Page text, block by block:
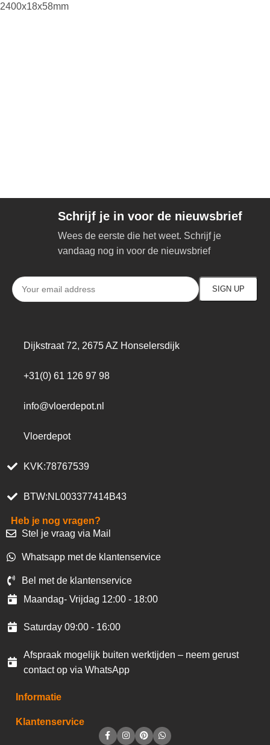
2400x18x58mm
Schrijf je in voor de nieuwsbrief
Wees de eerste die het weet. Schrijf je
vandaag nog in voor de nieuwsbrief
Dijkstraat 72, 2675 AZ Honselersdijk
+31(0) 61 126 97 98
info@vloerdepot.nl
Vloerdepot
KVK:78767539
BTW:NL003377414B43
Heb je nog vragen?
Stel je vraag via Mail
Whatsapp met de klantenservice
Bel met de klantenservice
Maandag- Vrijdag 12:00 - 18:00
Saturday 09:00 - 16:00
Afspraak mogelijk buiten werktijden – neem gerust
contact op via WhatsApp
Informatie
Klantenservice